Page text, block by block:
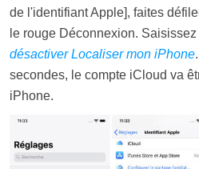
de l'identifiant Apple], faites
le rouge Déconnexion.
désactiver Localiser mon iPhone
secondes, le compte iCloud va
iPhone.